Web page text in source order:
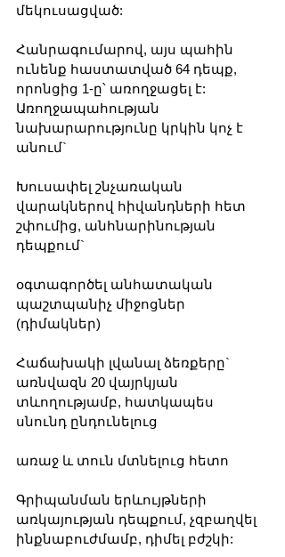
մեկուսացված:
Հանրագումարով, այս պահին
ունենք հաստատված 64 դեպք,
որոնցից 1-ը՝ առողջացել է:
Առողջապահության
նախարարությունը կրկին կոչ է
անում`
Խուսափել շնչառական
վարակներով հիվանդների հետ
շփումից, անհնարինության
դեպքում`
օգտագործել անհատական
պաշտպանիչ միջոցներ
(դիմակներ)
Հաճախակի լվանալ ձեռքերը`
առնվազն 20 վայրկյան
տևողությամբ, հատկապես
սնունդ ընդունելուց
առաջ և տուն մտնելուց հետո
Գրիպանման երևույթների
առկայության դեպքում, չզբաղվել
ինքնաբուժմամբ, դիմել բժշկի: